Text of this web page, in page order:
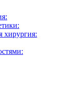
хирургия: